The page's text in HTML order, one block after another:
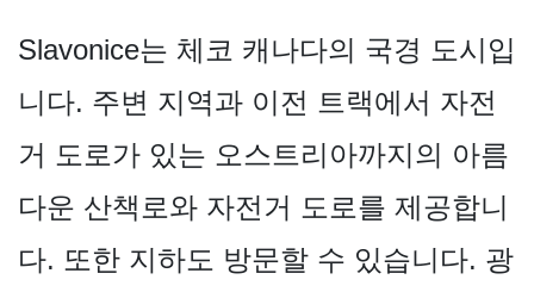
Slavonice는 체코 캐나다의 국경 도시입
니다. 주변 지역과 이전 트랙에서 자전
거 도로가 있는 오스트리아까지의 아름
다운 산책로와 자전거 도로를 제공합니
다. 또한 지하도 방문할 수 있습니다. 광